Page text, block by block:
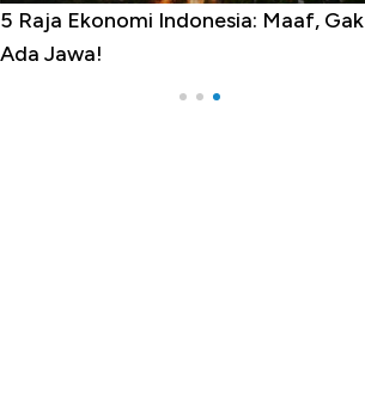
5 Raja Ekonomi Indonesia: Maaf, Gak
Ada Jawa!